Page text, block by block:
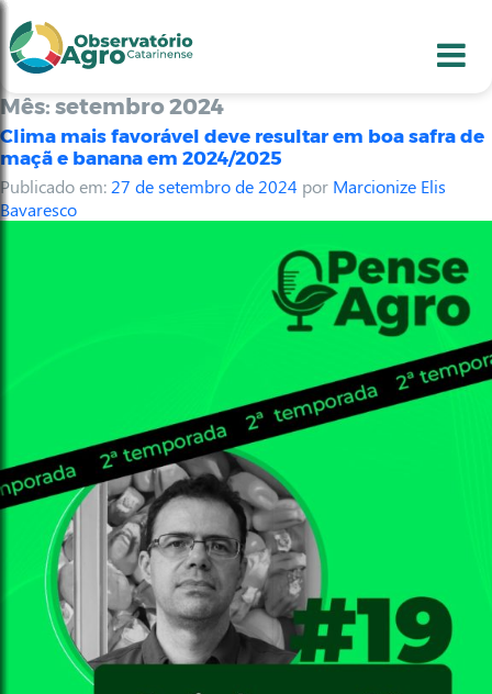
2
3
4
Mês: setembro 2024
Clima mais favorável deve resultar em boa safra de
maçã e banana em 2024/2025
Publicado em: 27 de setembro de 2024 por Marcionize Elis
Bavaresco